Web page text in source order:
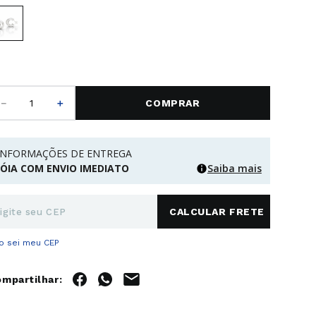
＋ COMPRAR
DE ENTREGA
COM ENVIO IMEDIATO
Saiba mais
sei meu CEP